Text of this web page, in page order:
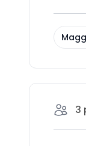
3